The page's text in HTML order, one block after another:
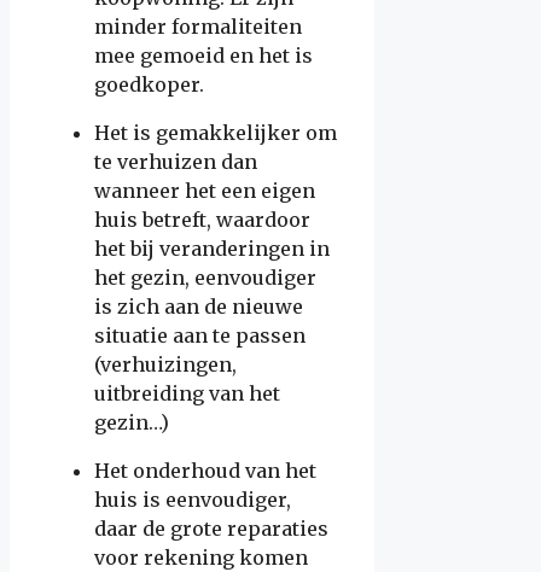
minder formaliteiten
mee gemoeid en het is
goedkoper.
Het is gemakkelijker om
te verhuizen dan
wanneer het een eigen
huis betreft, waardoor
het bij veranderingen in
het gezin, eenvoudiger
is zich aan de nieuwe
situatie aan te passen
(verhuizingen,
uitbreiding van het
gezin…)
Het onderhoud van het
huis is eenvoudiger,
daar de grote reparaties
voor rekening komen